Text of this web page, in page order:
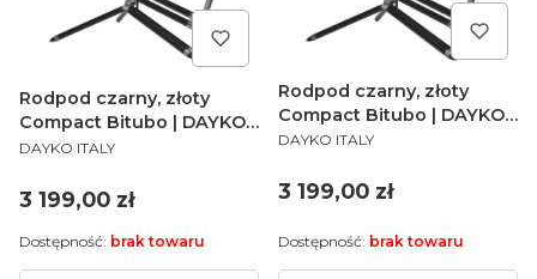
Rodpod czarny, złoty
Compact Bitubo | DAYKO |
Nero Oro 3 wędki Limited
PRODUCENT
DAYKO ITALY
Cena
3 199,00 zł
Dostępność: brak towaru
Rodpod czarny, złoty
Compact Bitubo | DAYKO |
Nero Oro 4 wędki Limited
PRODUCENT
DAYKO ITALY
Cena
3 199,00 zł
Dostępność: brak towaru